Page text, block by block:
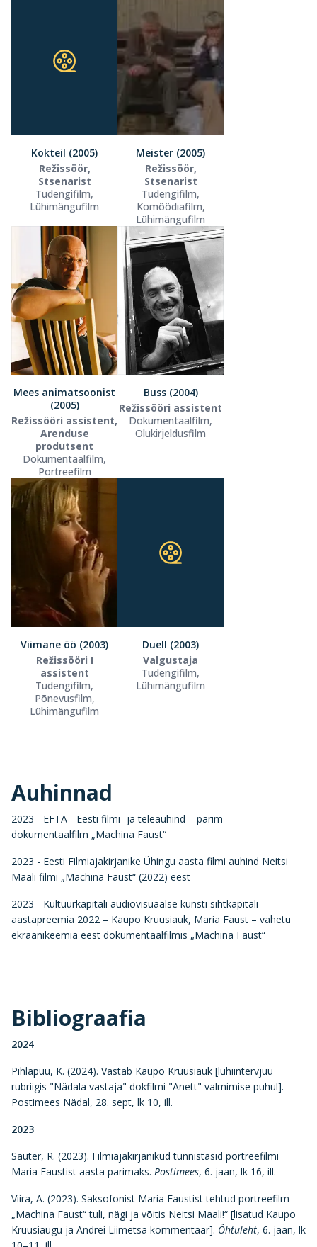
Kokteil (2005)
Režissöör,
Stsenarist
Tudengifilm,
Lühimängufilm
Meister (2005)
Režissöör,
Stsenarist
Tudengifilm,
Komöödiafilm,
Lühimängufilm
Mees animatsoonist
(2005)
Režissööri assistent,
Arenduse
produtsent
Dokumentaalfilm,
Portreefilm
Buss (2004)
Režissööri assistent
Dokumentaalfilm,
Olukirjeldusfilm
Viimane öö (2003)
Režissööri I
assistent
Tudengifilm,
Põnevusfilm,
Lühimängufilm
Duell (2003)
Valgustaja
Tudengifilm,
Lühimängufilm
Auhinnad
2023 - EFTA - Eesti filmi- ja teleauhind – parim
dokumentaalfilm „Machina Faust“
2023 - Eesti Filmiajakirjanike Ühingu aasta filmi auhind Neitsi
Maali filmi „Machina Faust“ (2022) eest
2023 - Kultuurkapitali audiovisuaalse kunsti sihtkapitali
aastapreemia 2022 – Kaupo Kruusiauk, Maria Faust – vahetu
ekraanikeemia eest dokumentaalfilmis „Machina Faust“
Bibliograafia
2024
Pihlapuu, K. (2024). Vastab Kaupo Kruusiauk [lühiintervjuu
rubriigis "Nädala vastaja" dokfilmi "Anett" valmimise puhul].
Postimees Nädal, 28. sept, lk 10, ill.
2023
Sauter, R. (2023). Filmiajakirjanikud tunnistasid portreefilmi
Maria Faustist aasta parimaks. Postimees, 6. jaan, lk 16, ill.
Viira, A. (2023). Saksofonist Maria Faustist tehtud portreefilm
„Machina Faust“ tuli, nägi ja võitis Neitsi Maali!“ [lisatud Kaupo
Kruusiaugu ja Andrei Liimetsa kommentaar]. Õhtuleht, 6. jaan, lk